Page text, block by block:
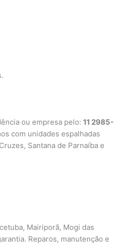
ou empresa pelo: 11 2985-
com unidades espalhadas
Santana de Parnaíba e
Mairiporã, Mogi das
Reparos, manutenção e